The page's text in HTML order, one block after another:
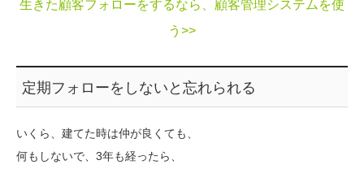
生きた顧客フォローをするなら、顧客管理システムを使
う>>
定期フォローをしないと忘れられる
いくら、建てた時は仲が良くても、
何もしないで、3年も経ったら、